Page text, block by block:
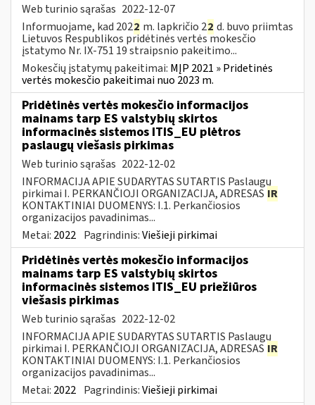
Web turinio sąrašas 2022-12-07
Informuojame, kad 2022 m. lapkričio 22 d. buvo priimtas
Lietuvos Respublikos pridėtinės vertės mokesčio
įstatymo Nr. IX-751 19 straipsnio pakeitimo...
Mokesčių įstatymų pakeitimai: MĮP 2021 » Pridetinės
vertės mokesčio pakeitimai nuo 2023 m.
Pridėtinės vertės mokesčio informacijos
mainams tarp ES valstybių skirtos
informacinės sistemos ITIS_EU plėtros
paslaugų viešasis pirkimas
Web turinio sąrašas 2022-12-02
INFORMACIJA APIE SUDARYTAS SUTARTIS Paslaugų
pirkimai I. PERKANČIOJI ORGANIZACIJA, ADRESAS IR
KONTAKTINIAI DUOMENYS: I.1. Perkančiosios
organizacijos pavadinimas...
Metai: 2022 Pagrindinis:Viešieji pirkimai
Pridėtinės vertės mokesčio informacijos
mainams tarp ES valstybių skirtos
informacinės sistemos ITIS_EU priežiūros
viešasis pirkimas
Web turinio sąrašas 2022-12-02
INFORMACIJA APIE SUDARYTAS SUTARTIS Paslaugų
pirkimai I. PERKANČIOJI ORGANIZACIJA, ADRESAS IR
KONTAKTINIAI DUOMENYS: I.1. Perkančiosios
organizacijos pavadinimas...
Metai: 2022 Pagrindinis:Viešieji pirkimai